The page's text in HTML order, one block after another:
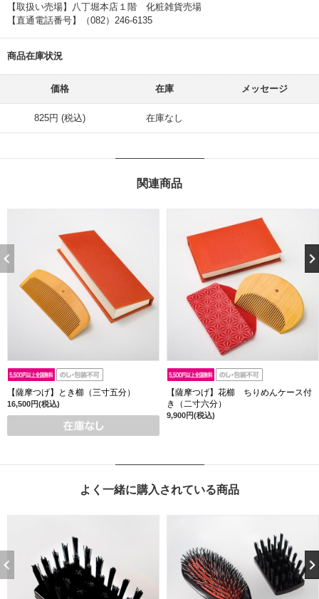
【取扱い売場】八丁堀本店１階 化粧雑貨売場
【直通電話番号】（082）246-6135
商品在庫状況
価格 在庫 メッセージ
825円 (税込) 在庫なし
関連商品
【薩摩つげ】とき櫛（三寸五分）
16,500円(税込)
【薩摩つげ】花櫛 ちりめんケース付
き（二寸六分）
9,900円(税込)
よく一緒に購入されている商品